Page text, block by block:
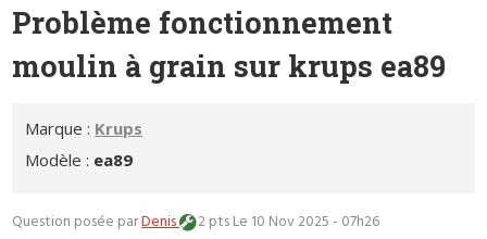
Problème fonctionnement
moulin à grain sur krups ea89
Marque : Krups
Modèle : ea89
Question posée parDenis 2 ptsLe 10 Nov 2025 - 07h26